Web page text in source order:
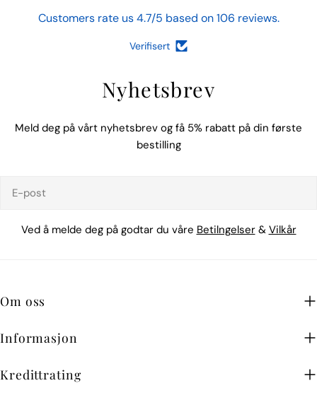
Customers rate us 4.7/5 based on 106 reviews.
Verifisert
Nyhetsbrev
Meld deg på vårt nyhetsbrev og få 5% rabatt på din første
bestilling
post
Ved å melde deg på godtar du våre Betilngelser& Vilkår
Om oss
Informasjon
Kredittrating